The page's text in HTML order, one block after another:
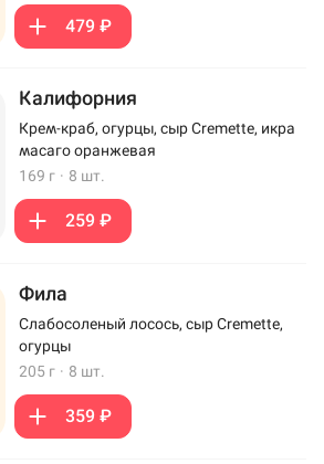
479 ₽
Калифорния
Крем-краб, огурцы, сыр Cremette, икра
масаго оранжевая
169 г · 8 шт.
259 ₽
Фила
Слабосоленый лосось, сыр Cremette,
огурцы
205 г · 8 шт.
359 ₽